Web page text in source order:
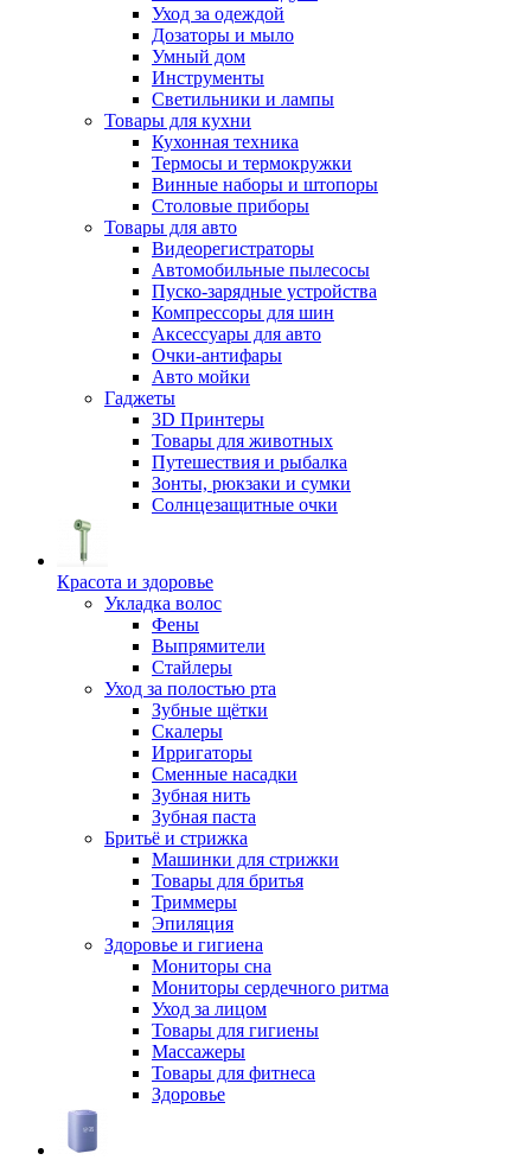
Уход за одеждой
Дозаторы и мыло
Умный дом
Инструменты
Светильники и лампы
Товары для кухни
Кухонная техника
Термосы и термокружки
Винные наборы и штопоры
Столовые приборы
Товары для авто
Видеорегистраторы
Автомобильные пылесосы
Пуско-зарядные устройства
Компрессоры для шин
Аксессуары для авто
Очки-антифары
Авто мойки
Гаджеты
3D Принтеры
Товары для животных
Путешествия и рыбалка
Зонты, рюкзаки и сумки
Солнцезащитные очки
Красота и здоровье
Укладка волос
Фены
Выпрямители
Стайлеры
Уход за полостью рта
Зубные щётки
Скалеры
Ирригаторы
Сменные насадки
Зубная нить
Зубная паста
Бритьё и стрижка
Машинки для стрижки
Товары для бритья
Триммеры
Эпиляция
Здоровье и гигиена
Мониторы сна
Мониторы сердечного ритма
Уход за лицом
Товары для гигиены
Массажеры
Товары для фитнеса
Здоровье